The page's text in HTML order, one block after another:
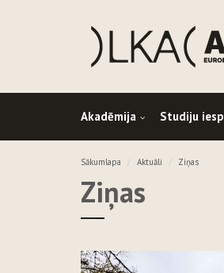
Akadēmija Studiju
Sākumlapa Aktuāli Ziņas
Ziņas